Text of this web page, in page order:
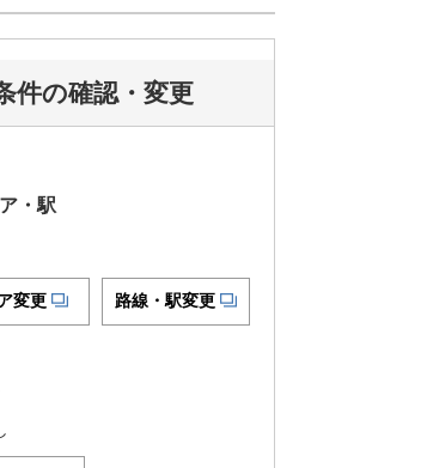
件の確認・変更
・駅
変更 路線・駅変更